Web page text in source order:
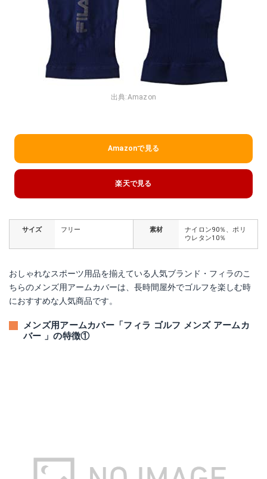
出典:Amazon
Amazonで見る
楽天で見る
サイズ フリー 素材
ナイロン90％、ポリ
ウレタン10％
おしゃれなスポーツ用品を揃えている人気ブランド・フィラのこ
ちらのメンズ用アームカバーは、長時間屋外でゴルフを楽しむ時
におすすめな人気商品です。
メンズ用アームカバー「フィラ ゴルフ メンズ アームカ
バー 」の特徴①